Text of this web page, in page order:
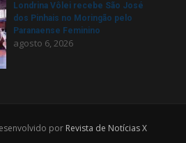
Londrina Vôlei recebe São José
dos Pinhais no Moringão pelo
Paranaense Feminino
agosto 6, 2026
por Revista de Notícias X